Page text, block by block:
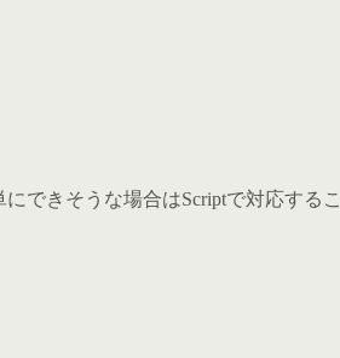
きそうな場合はScriptで対応する